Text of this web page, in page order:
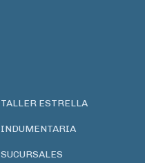
TALLER ESTRELLA
INDUMENTARIA
SUCURSALES